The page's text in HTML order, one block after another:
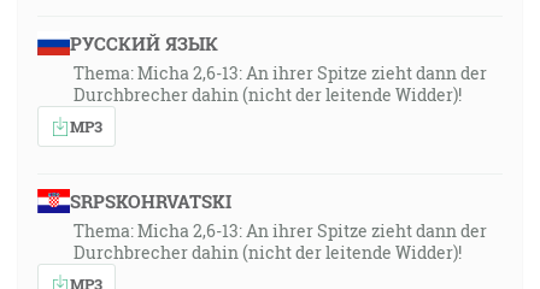
РУССКИЙ ЯЗЫК
Thema: Micha 2,6-13: An ihrer Spitze zieht dann der
Durchbrecher dahin (nicht der leitende Widder)!
MP3
SRPSKOHRVATSKI
Thema: Micha 2,6-13: An ihrer Spitze zieht dann der
Durchbrecher dahin (nicht der leitende Widder)!
MP3